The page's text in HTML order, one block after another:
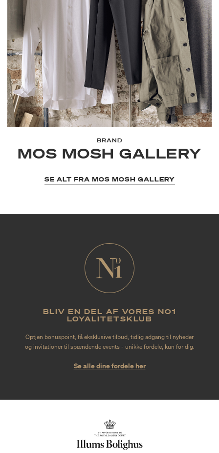
BRAND
MOS MOSH GALLERY
SE ALT FRA MOS MOSH GALLERY
BLIV EN DEL AF VORES NO1
LOYALITETSKLUB
Optjen bonuspoint, få eksklusive tilbud, tidlig adgang til nyheder
og invitationer til spændende events - unikke fordele, kun for dig.
Se alle dine fordele her